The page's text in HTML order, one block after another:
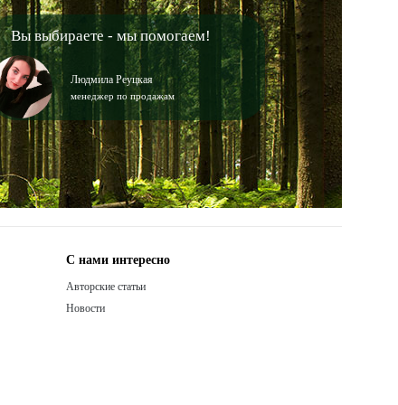
Вы выбираете - мы помогаем!
Людмила Реуцкая
менеджер по продажам
С нами интересно
Авторские статьи
Новости